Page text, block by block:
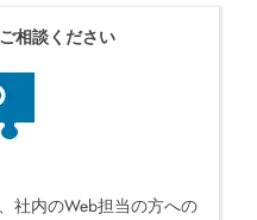
相談ください
社内のWeb担当の方への